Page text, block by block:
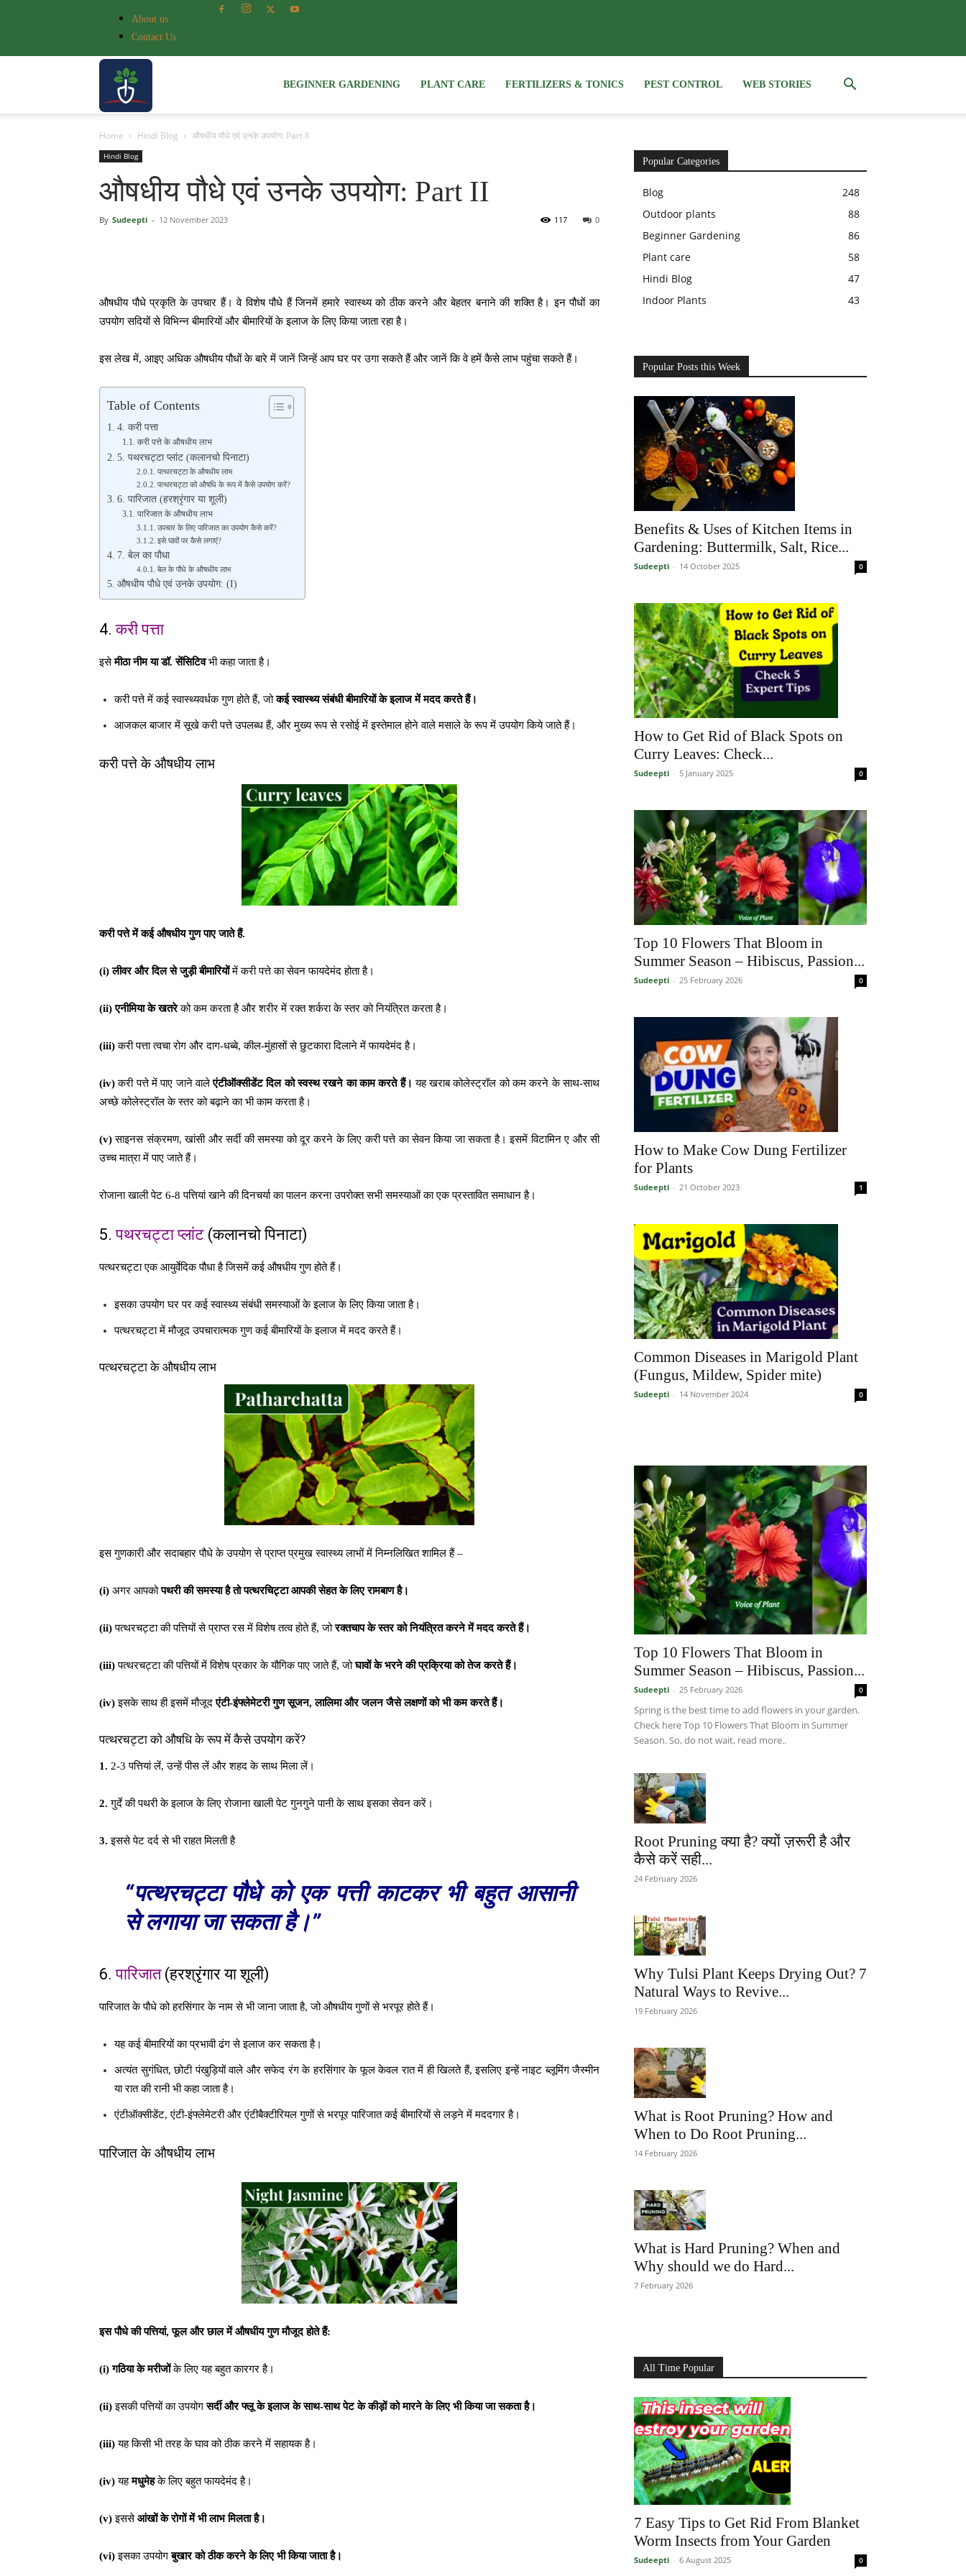
About us
Contact Us
of
Plant
BEGINNER GARDENING PLANT CARE FERTILIZERS & TONICS PEST CONTROL WEB STORIES
Home Hindi Blog औषधीय पौधे एवं उनके उपयोग: Part II
Hindi Blog
औषधीय पौधे एवं उनके उपयोग: Part II
By Sudeepti - 12 November 2023 0
117
औषधीय पौधे प्रकृति के उपचार हैं। वे विशेष पौधे हैं जिनमें हमारे स्वास्थ्य को ठीक करने और बेहतर बनाने की शक्ति है। इन पौधों का
उपयोग सदियों से विभिन्न बीमारियों और बीमारियों के इलाज के लिए किया जाता रहा है।
इस लेख में, आइए अधिक औषधीय पौधों के बारे में जानें जिन्हें आप घर पर उगा सकते हैं और जानें कि वे हमें कैसे लाभ पहुंचा सकते हैं।
Table of Contents
4. करी पत्ता
करी पत्ते के औषधीय लाभ
5. पथरचट्टा प्लांट (कलानचो पिनाटा)
पत्थरचट्टा के औषधीय लाभ
पत्थरचट्टा को औषधि के रूप में कैसे उपयोग करें?
6. पारिजात (हरश्रृंगार या शूली)
पारिजात के औषधीय लाभ
उपचार के लिए पारिजात का उपयोग कैसे करें?
इसे घावों पर कैसे लगाएं?
7. बेल का पौधा
बेल के पौधे के औषधीय लाभ
औषधीय पौधे एवं उनके उपयोग: (I)
4. करी पत्ता
इसेमीठा नीम या डॉ. सेंसिटिवभी कहा जाता है।
करी पत्ते में कई स्वास्थ्यवर्धक गुण होते हैं, जोकई स्वास्थ्य संबंधी बीमारियों के इलाज में मदद करते हैं।
आजकल बाजार में सूखे करी पत्ते उपलब्ध हैं, और मुख्य रूप से रसोई में इस्तेमाल होने वाले मसाले के रूप में उपयोग किये जाते हैं।
करी पत्ते के औषधीय लाभ
करी पत्ते में कई औषधीय गुण पाए जाते हैं.
(i) लीवर और दिल से जुड़ी बीमारियोंमें करी पत्ते का सेवन फायदेमंद होता है।
(ii) एनीमिया के खतरेको कम करता है और शरीर में रक्त शर्करा के स्तर को नियंत्रित करता है।
(iii)करी पत्ता त्वचा रोग और दाग-धब्बे, कील-मुंहासों से छुटकारा दिलाने में फायदेमंद है।
(iv)करी पत्ते में पाए जाने वालेएंटीऑक्सीडेंट दिल को स्वस्थ रखने का काम करते हैं। यह खराब कोलेस्ट्रॉल को कम करने के साथ-साथ
अच्छे कोलेस्ट्रॉल के स्तर को बढ़ाने का भी काम करता है।
(v)साइनस संक्रमण, खांसी और सर्दी की समस्या को दूर करने के लिए करी पत्ते का सेवन किया जा सकता है। इसमें विटामिन ए और सी
उच्च मात्रा में पाए जाते हैं।
रोजाना खाली पेट 6-8 पत्तियां खाने की दिनचर्या का पालन करना उपरोक्त सभी समस्याओं का एक प्रस्तावित समाधान है।
5.पथरचट्टा प्लांट (कलानचो पिनाटा)
पत्थरचट्टा एक आयुर्वेदिक पौधा है जिसमें कई औषधीय गुण होते हैं।
इसका उपयोग घर पर कई स्वास्थ्य संबंधी समस्याओं के इलाज के लिए किया जाता है।
पत्थरचट्टा में मौजूद उपचारात्मक गुण कई बीमारियों के इलाज में मदद करते हैं।
पत्थरचट्टा के औषधीय लाभ
इस गुणकारी और सदाबहार पौधे के उपयोग से प्राप्त प्रमुख स्वास्थ्य लाभों में निम्नलिखित शामिल हैं –
(i) अगर आपकोपथरी की समस्या है तो पत्थरचिट्टा आपकी सेहत के लिए रामबाण है।
(ii)पत्थरचट्टा की पत्तियों से प्राप्त रस में विशेष तत्व होते हैं, जोरक्तचाप के स्तर को नियंत्रित करने में मदद करते हैं।
(iii)पत्थरचट्टा की पत्तियों में विशेष प्रकार के यौगिक पाए जाते हैं, जोघावों के भरने की प्रक्रिया को तेज करते हैं।
(iv)इसके साथ ही इसमें मौजूदएंटी-इंफ्लेमेटरी गुण सूजन, लालिमा और जलन जैसे लक्षणों को भी कम करते हैं।
पत्थरचट्टा को औषधि के रूप में कैसे उपयोग करें?
1. 2-3 पत्तियां लें, उन्हें पीस लें और शहद के साथ मिला लें।
2. गुर्दे की पथरी के इलाज के लिए रोजाना खाली पेट गुनगुने पानी के साथ इसका सेवन करें।
3. इससे पेट दर्द से भी राहत मिलती है
“पत्थरचट्टा पौधे को एक पत्ती काटकर भी बहुत आसानी
से लगाया जा सकता है।”
6.पारिजात(हरश्रृंगार या शूली)
पारिजात के पौधे को हरसिंगार के नाम से भी जाना जाता है, जो औषधीय गुणों से भरपूर होते हैं।
यह कई बीमारियों का प्रभावी ढंग से इलाज कर सकता है।
अत्यंत सुगंधित, छोटी पंखुड़ियों वाले और सफेद रंग के हरसिंगार के फूल केवल रात में ही खिलते हैं, इसलिए इन्हें नाइट ब्लूमिंग जैस्मीन
या रात की रानी भी कहा जाता है।
एंटीऑक्सीडेंट, एंटी-इंफ्लेमेटरी और एंटीबैक्टीरियल गुणों से भरपूर पारिजात कई बीमारियों से लड़ने में मददगार है।
पारिजात के औषधीय लाभ
इस पौधे की पत्तियां, फूल और छाल में औषधीय गुण मौजूद होते हैं:
(i) गठिया के मरीजोंके लिए यह बहुत कारगर है।
(ii)इसकी पत्तियों का उपयोगसर्दी और फ्लू के इलाज के साथ-साथ पेट के कीड़ों को मारने के लिए भी किया जा सकता है।
(iii)यह किसी भी तरह के घाव को ठीक करने में सहायक है।
(iv)यहमधुमेहके लिए बहुत फायदेमंद है।
(v)इससेआंखों के रोगों में भी लाभ मिलता है।
(vi)इसका उपयोगबुखार को ठीक करने के लिए भी किया जाता है।
Popular Categories
Blog
248
Outdoor plants
88
Beginner Gardening
86
Plant care
58
Hindi Blog
47
Indoor Plants
43
Popular Posts this Week
Benefits & Uses of Kitchen Items in
Gardening: Buttermilk, Salt, Rice...
Sudeepti - 14 October 2025 0
How to Get Rid of Black Spots on
Curry Leaves: Check...
Sudeepti - 5 January 2025 0
Top 10 Flowers That Bloom in
Summer Season – Hibiscus, Passion...
Sudeepti - 25 February 2026 0
How to Make Cow Dung Fertilizer
for Plants
Sudeepti - 21 October 2023 1
Common Diseases in Marigold Plant
(Fungus, Mildew, Spider mite)
Sudeepti - 14 November 2024 0
Top 10 Flowers That Bloom in
Summer Season – Hibiscus, Passion...
Sudeepti - 25 February 2026 0
Spring is the best time to add flowers in your garden.
Check here Top 10 Flowers That Bloom in Summer
Season. So, do not wait, read more..
Root Pruning क्या है? क्यों ज़रूरी है और
कैसे करें सही...
24 February 2026
Why Tulsi Plant Keeps Drying Out? 7
Natural Ways to Revive...
19 February 2026
What is Root Pruning? How and
When to Do Root Pruning...
14 February 2026
What is Hard Pruning? When and
Why should we do Hard...
7 February 2026
All Time Popular
7 Easy Tips to Get Rid From Blanket
Worm Insects from Your Garden
Sudeepti - 6 August 2025 0